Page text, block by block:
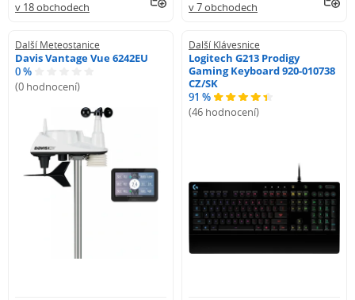
v 18 obchodech
v 7 obchodech
Další Meteostanice
Davis Vantage Vue 6242EU
0 %
(0 hodnocení)
Další Klávesnice
Logitech G213 Prodigy
Gaming Keyboard 920-010738
CZ/SK
91 %
(46 hodnocení)